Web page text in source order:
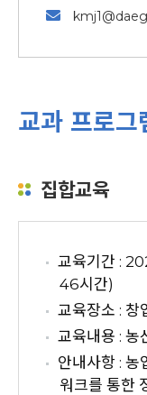
교과 프로그
집합교육
교육기간 :
46시간)
교육장소 : 창
교육내용 : 농
안내사항 : 농
워크를 통한